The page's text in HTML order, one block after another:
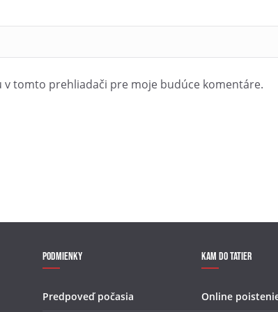
tomto prehliadači pre moje budúce komentáre.
Podmienky
Predpoveď počasia
Kam do Tatier
Online